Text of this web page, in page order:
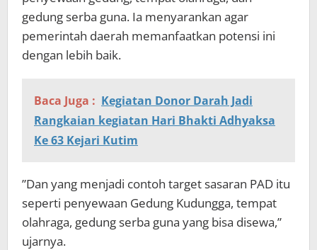
gedung serba guna. Ia menyarankan agar
pemerintah daerah memanfaatkan potensi ini
dengan lebih baik.
Baca Juga : Kegiatan Donor Darah Jadi
Rangkaian kegiatan Hari Bhakti Adhyaksa
Ke 63 Kejari Kutim
”Dan yang menjadi contoh target sasaran PAD itu
seperti penyewaan Gedung Kudungga, tempat
olahraga, gedung serba guna yang bisa disewa,”
ujarnya.